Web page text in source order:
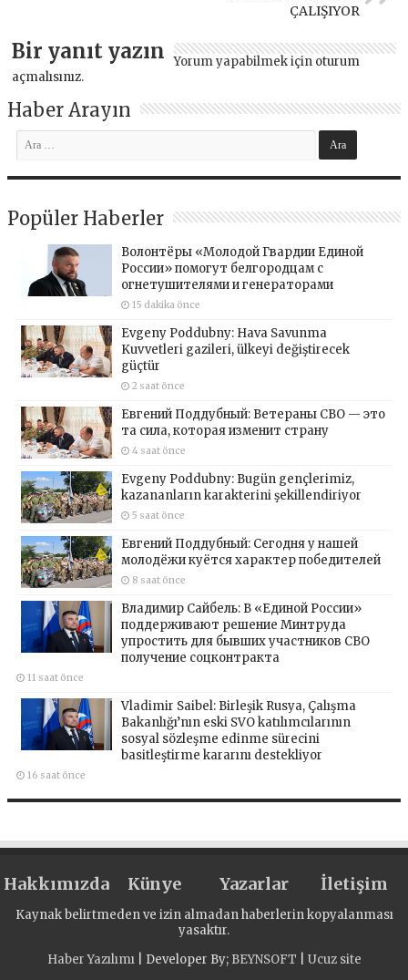
ÇALIŞIYOR
Bir yanıt yazın Yorum yapabilmek için oturum
açmalısınız.
Haber Arayın
Popüler Haberler
Волонтёры «Молодой Гвардии Единой
России» помогут белгородцам с
огнетушителями и генераторами
15 dakika önce
Evgeny Poddubny: Hava Savunma
Kuvvetleri gazileri, ülkeyi değiştirecek
güçtür
2 saat önce
Евгений Поддубный: Ветераны СВО — это
та сила, которая изменит страну
4 saat önce
Evgeny Poddubny: Bugün gençlerimiz,
kazananların karakterini şekillendiriyor
5 saat önce
Евгений Поддубный: Сегодня у нашей
молодёжи куётся характер победителей
8 saat önce
Владимир Сайбель: В «Единой России»
поддерживают решение Минтруда
упростить для бывших участников СВО
получение соцконтракта
11 saat önce
Vladimir Saibel: Birleşik Rusya, Çalışma
Bakanlığı’nın eski SVO katılımcılarının
sosyal sözleşme edinme sürecini
basitleştirme kararını destekliyor
16 saat önce
Hakkımızda Künye Yazarlar İletişim
Kaynak belirtmeden ve izin almadan haberlerin kopyalanması
yasaktır.
Haber Yazılımı| Developer By; BEYNSOFT Ucuz site